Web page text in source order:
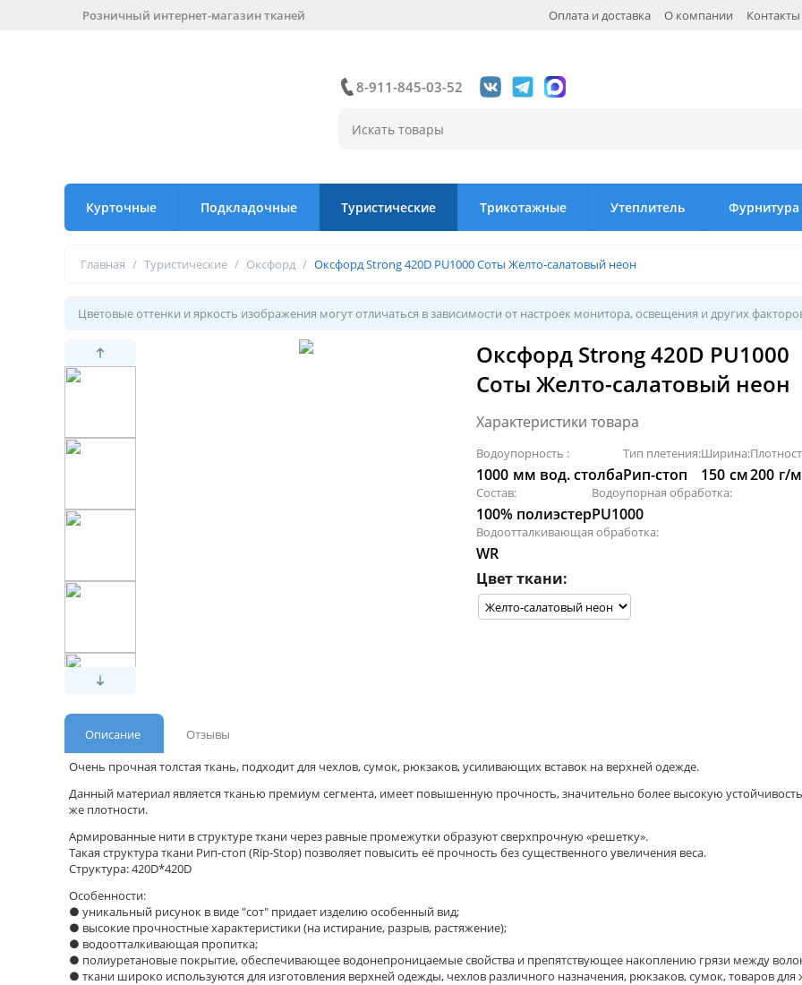
Оплата и доставка О компании Контакты
Розничный интернет-магазин тканей
8-911-845-03-52
Курточные Подкладочные Туристические Трикотажные Утеплитель Фурнитура
Главная / Туристические / Оксфорд / Оксфорд Strong 420D PU1000 Соты Желто-салатовый неон
Цветовые оттенки и яркость изображения могут отличаться в зависимости от настроек монитора, освещения и других
Оксфорд Strong 420D PU1000
Соты Желто-салатовый неон
Характеристики товара
Водоупорность :
1000 мм вод. столба
Тип плетения:
Рип-стоп
Ширина:
150 см200 г/
Состав:
100% полиэстер
Водоупорная обработка:
PU1000
Водоотталкивающая обработка:
WR
Цвет ткани:
Описание
Отзывы
Очень прочная толстая ткань, подходит для чехлов, сумок, рюкзаков, усиливающих вставок на верхней одежде.
Данный материал является тканью премиум сегмента, имеет повышенную прочность, значительно более высокую
же плотности.
Армированные нити в структуре ткани через равные промежутки образуют сверхпрочную «решетку».
Такая структура ткани Рип-стоп (Rip-Stop) позволяет повысить её прочность без существенного увеличения веса.
Структура: 420D*420D
Особенности:
● уникальный рисунок в виде "сот" придает изделию особенный вид;
● высокие прочностные характеристики (на истирание, разрыв, растяжение);
● водоотталкивающая пропитка;
● полиуретановые покрытие, обеспечивающее водонепроницаемые свойства и препятствующее накоплению грязи между
● ткани широко используются для изготовления верхней одежды, чехлов различного назначения, рюкзаков, сумок, товаров